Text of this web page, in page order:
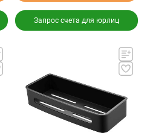
Запрос счета для юрлиц